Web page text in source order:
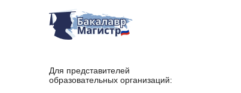
Для представителей
образовательных организаций: